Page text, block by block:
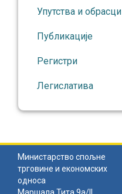
Упутства и обрасци
Публикације
Регистри
Легислатива
Министарство спољне
трговине и економских
односа